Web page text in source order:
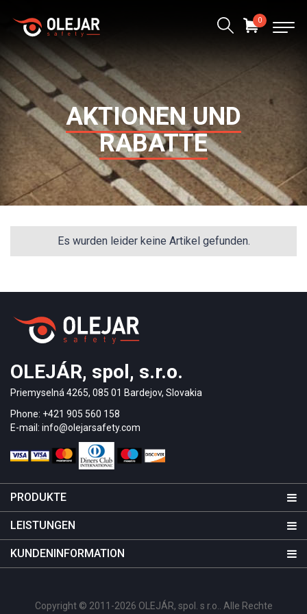
AKTIONEN UND
RABATTE
Es wurden leider keine Artikel gefunden.
OLEJÁR, spol, s.r.o.
Priemyselná 4265, 085 01 Bardejov, Slovakia
Phone: +421 905 560 158
E-mail: info@olejarsafety.com
PRODUKTE
LEISTUNGEN
KUNDENINFORMATION
Copyright © 2011-2026 OLEJÁR, spol. s r.o.. Alle Rechte
0